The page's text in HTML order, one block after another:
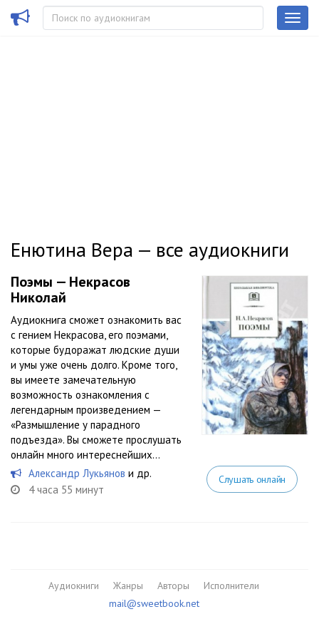
Енютина Вера — все аудиокниги
Поэмы — Некрасов
Николай
Аудиокнига сможет ознакомить вас
с гением Некрасова, его поэмами,
которые будоражат людские души
и умы уже очень долго. Кроме того,
вы имеете замечательную
возможность ознакомления с
легендарным произведением —
«Размышление у парадного
подъезда». Вы сможете прослушать
онлайн много интереснейших...
Александр Лукьянов и др.
4 часа 55 минут
Слушать онлайн
Аудиокниги Жанры Авторы
Исполнители
mail@sweetbook.net